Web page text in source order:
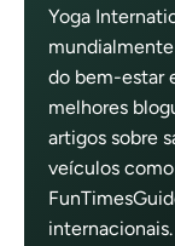
Yoga
do bem-estar
melhores
artigos sobre
veículos